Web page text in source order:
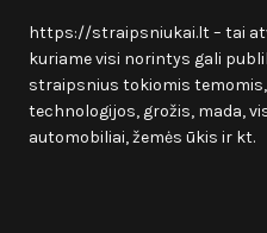
https://straipsniukai.lt– tai
kuriame visi norintys gali
straipsnius tokiomis
technologijos, grožis, mada,
automobiliai, žemės ūkis ir kt.